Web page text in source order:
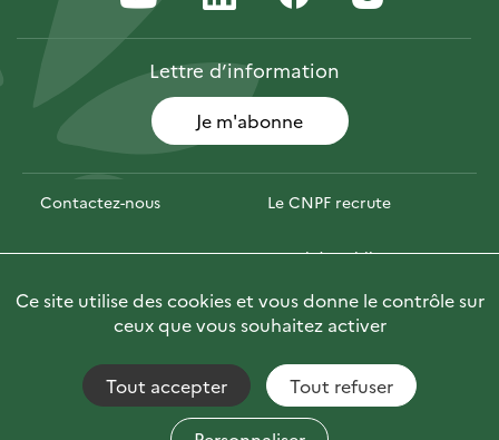
Lettred’information
Je m'abonne
Contactez-nous Le CNPF recrute
Espace presse Marchés publics
PhotoFor Briefly in English
Accessibilité : non conforme
Fils RSS
Mentions Légales
Plan du site
Ce site utilise des cookies et vous donne le contrôle sur
ceux que vous souhaitez activer
Tout accepter Tout refuser